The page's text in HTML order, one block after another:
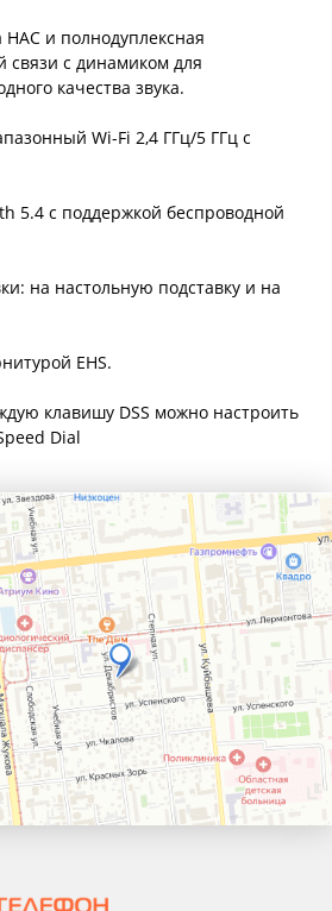
HAC и полнодуплексная
связи с динамиком для
качества звука.
Wi-Fi 2,4 ГГц/5 ГГц с
5.4 с поддержкой беспроводной
на настольную подставку и на
EHS.
клавишу DSS можно настроить
Dial